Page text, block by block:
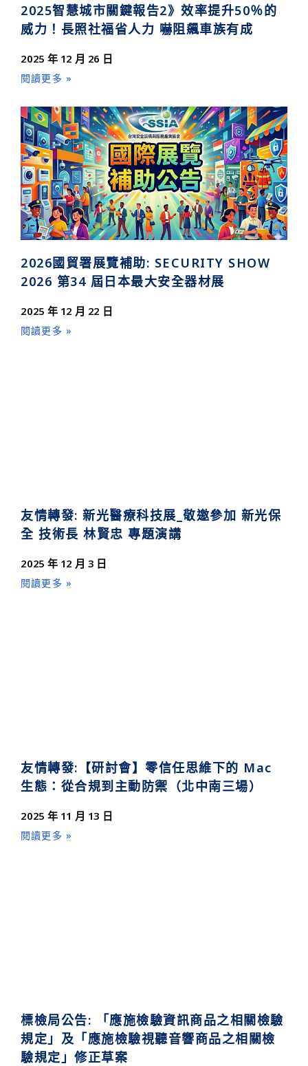
2025智慧城市關鍵報告2》效率提升50％的
威力！長照社福省人力 嚇阻飆車族有成
2025 年 12 月 26 日
閱讀更多 »
2026國貿署展覽補助: SECURITY SHOW
2026 第34 屆日本最大安全器材展
2025 年 12 月 22 日
閱讀更多 »
友情轉發: 新光醫療科技展_敬邀參加 新光保
全 技術長 林賢忠 專題演講
2025 年 12 月 3 日
閱讀更多 »
友情轉發:【研討會】零信任思維下的 Mac
生態：從合規到主動防禦（北中南三場）
2025 年 11 月 13 日
閱讀更多 »
標檢局公告: 「應施檢驗資訊商品之相關檢驗
規定」及「應施檢驗視聽音響商品之相關檢
驗規定」修正草案